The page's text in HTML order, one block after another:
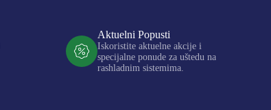
Aktuelni Popusti
Iskoristite aktuelne akcije i
specijalne ponude za uštedu na
rashladnim sistemima.